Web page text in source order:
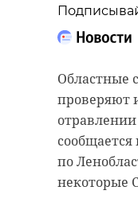
Областные
проверяют
сообщается
по
некоторые
спас
20 января 2021,
века
18 августа 2020,